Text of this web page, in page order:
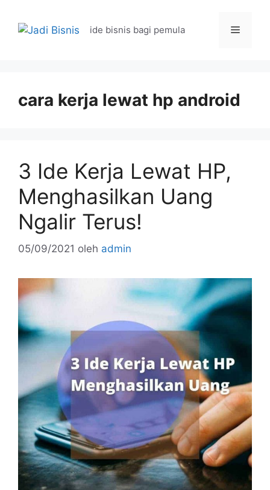
ide bisnis bagi pemula Menu
cara kerja lewat hp android
3 Ide Kerja Lewat HP,
Menghasilkan Uang
Ngalir Terus!
05/09/2021 oleh admin